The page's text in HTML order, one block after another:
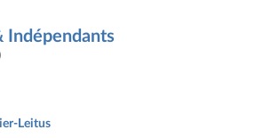
Indépendants
Leitus